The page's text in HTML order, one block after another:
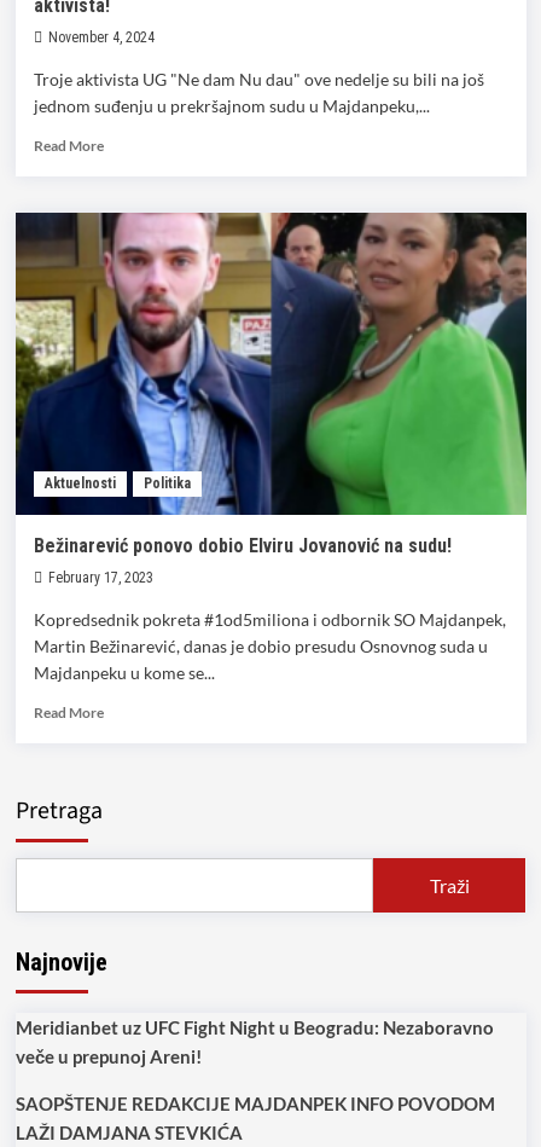
aktivista!
November 4, 2024
Troje aktivista UG "Ne dam Nu dau" ove nedelje su bili na još
jednom suđenju u prekršajnom sudu u Majdanpeku,...
Read MoreRead
10
pripadnika
MUP
svedoči
postupku
protiv
troje
aktivista!
Aktuelnosti Politika
Bežinarević ponovo dobio Elviru Jovanović na sudu!
February 17, 2023
Kopredsednik pokreta #1od5miliona i odbornik SO Majdanpek,
Martin Bežinarević, danas je dobio presudu Osnovnog suda u
Majdanpeku u kome se...
Read MoreRead
sudu!
Pretraga
Traži
Najnovije
Meridianbet uz UFC Fight Night u Beogradu: Nezaboravno
veče u prepunoj Areni!
SAOPŠTENJE REDAKCIJE MAJDANPEK INFO POVODOM
LAŽI DAMJANA STEVKIĆA